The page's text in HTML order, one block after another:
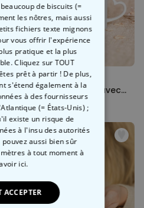
Mug personnalisé
couronne de fleurs avec
photo et texte
12,99 €
de biscuits (=
les nôtres, mais aussi
fichiers texte mignons
vous offrir l'expérience
pratique et la plus
Cliquez sur TOUT
êtes prêt à partir ! De plus,
s'étend également à la
à des fournisseurs
(= États-Unis) ;
existe un risque de
à l'insu des autorités
pouvez aussi bien sûr
à tout momentà
ici.
ACCEPTER